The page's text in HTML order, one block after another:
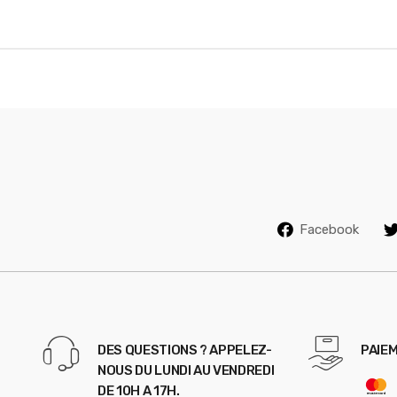
Facebook
DES QUESTIONS ? APPELEZ-
NOUS DU LUNDI AU VENDREDI
DE 10H A 17H.